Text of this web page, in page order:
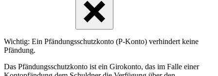
Wichtig: Ein Pfändungsschutzkonto (P-Konto) verhindert keine
Pfändung.
Das Pfändungsschutzkonto ist ein Girokonto, das im Falle einer